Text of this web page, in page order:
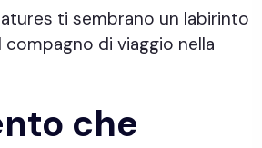
ti sembrano un labirinto
compagno di viaggio nella
che